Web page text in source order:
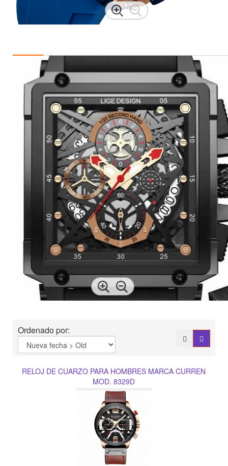
Ordenado por:
RELOJ DE CUARZO PARA HOMBRES MARCA CURREN
MOD. 8329D